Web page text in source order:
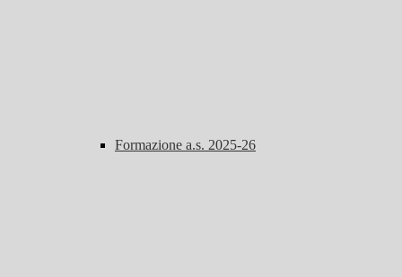
Formazione a.s. 2025-26